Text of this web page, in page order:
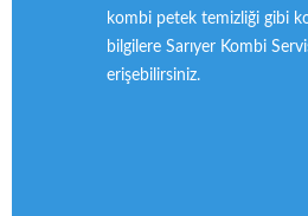
kombi petek temizliği gibi
bilgilere Sarıyer Kombi
erişebilirsiniz.